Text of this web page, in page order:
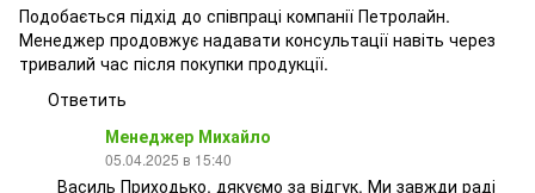
Подобається підхід до співпраці компанії Петролайн.
Менеджер продовжує надавати консультації навіть через
тривалий час після покупки продукції.
Ответить
Менеджер Михайло
05.04.2025 в 15:40
Василь Приходько, дякуємо за відгук. Ми завжди раді